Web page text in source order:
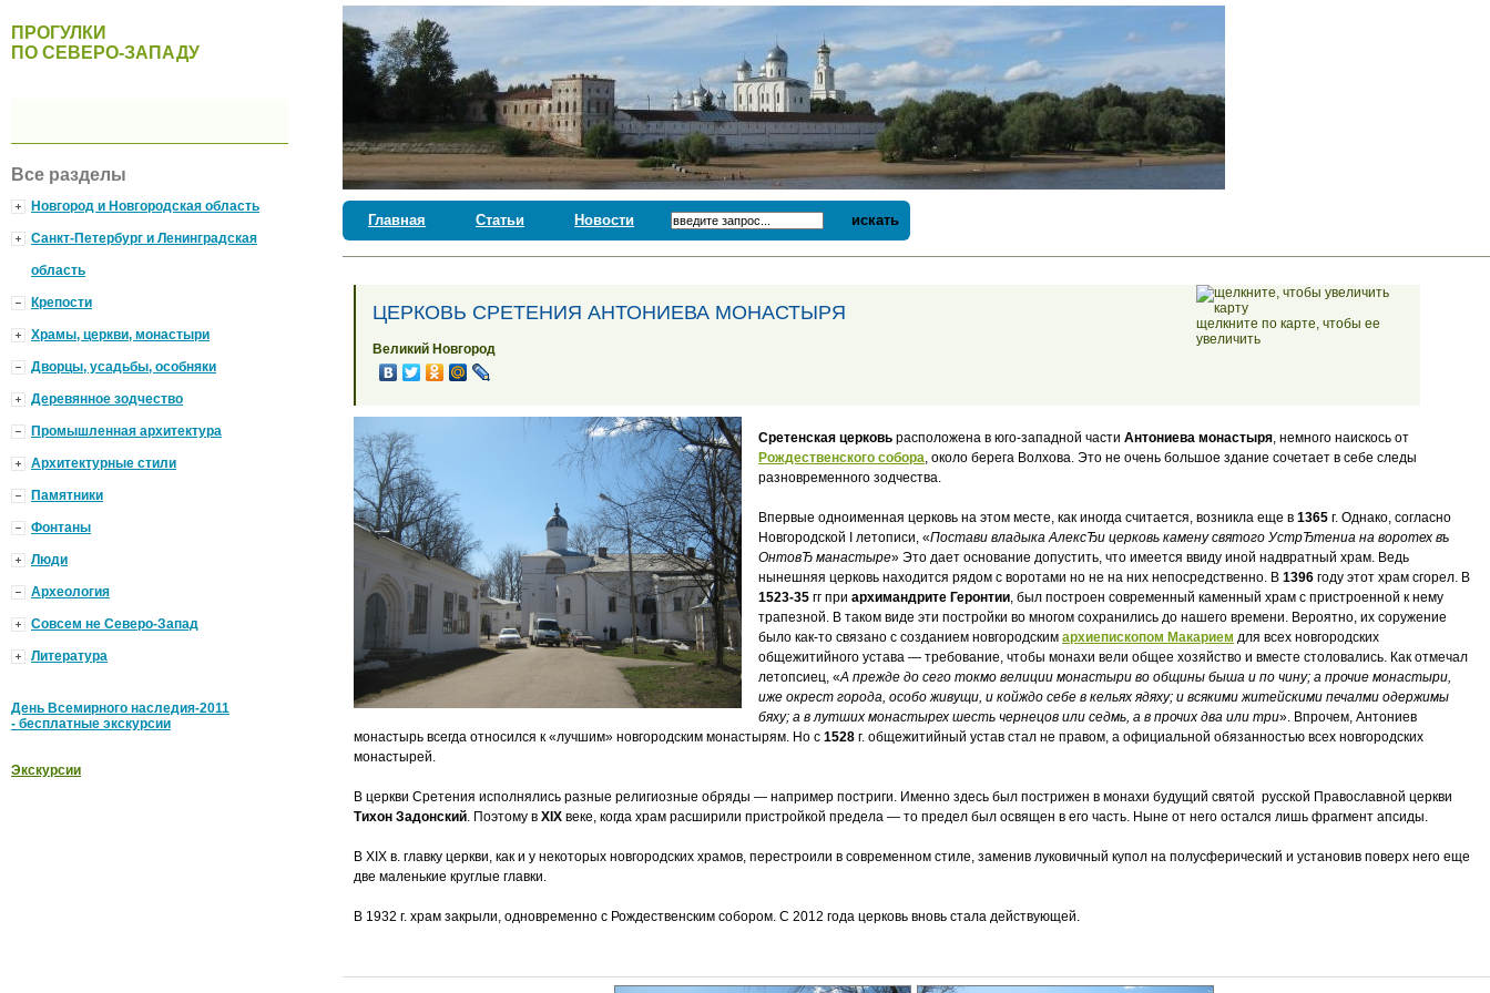
Главная Статьи Новости искать
ЦЕРКОВЬ СРЕТЕНИЯ АНТОНИЕВА МОНАСТЫРЯ
Великий Новгород
щелкните по карте, чтобы ее
увеличить
Сретенская церковь расположена в юго-западной частиАнтониева монастыря, немного наискось от
Рождественского собора, около берега Волхова. Это не очень большое здание сочетает в себе следы
разновременного зодчества.
Впервые одноименная церковь на этом месте, как иногда считается, возникла еще в1365 г. Однако, cогласно
Новгородской I летописи, «Постави владыка АлексЂи церковь камену святого УстрЂтениа на воротех въ
ОнтовЂ манастыре» Это дает основание допустить, что имеется ввиду иной надвратный храм. Ведь
нынешняя церковь находится рядом с воротами но не на них непосредственно. В1396 году этот храм сгорел. В
1523-35 гг приархимандрите Геронтии, был построен современный каменный храм с пристроенной к нему
трапезной. В таком виде эти постройки во многом сохранились до нашего времени. Вероятно, их соружение
было как-то связано с созданием новгородскимархиепископом Макарием для всех новгородских
общежитийного устава — требование, чтобы монахи вели общее хозяйство и вместе столовались. Как отмечал
летопсиец, «А прежде до сего токмо велиции монастыри во общины быша и по чину; а прочие монастыри,
иже окрест города, особо живущи, и койждо себе в кельях ядяху; и всякими житейскими печалми одержимы
бяху; а в лутших монастырех шесть чернецов или седмь, а в прочих два или три». Впрочем, Антониев
монастырь всегда относился к «лучшим» новгородским монастырям. Но с1528 г. общежитийный устав стал не правом, а официальной обязанностью всех новгородских
монастырей.
В церкви Сретения исполнялись разные религиозные обряды — например постриги. Именно здесь был пострижен в монахи будущий святой русской Православной церкви
Тихон Задонский. Поэтому вXIX веке, когда храм расширили пристройкой предела — то предел был освящен в его часть. Ныне от него остался лишь фрагмент апсиды.
В XIX в. главку церкви, как и у некоторых новгородских храмов, перестроили в современном стиле, заменив луковичный купол на полусферический и установив поверх него еще
две маленькие круглые главки.
В 1932 г. храм закрыли, одновременно с Рождественским собором. С 2012 года церковь вновь стала действующей.
ПРОГУЛКИ
ПО СЕВЕРО-ЗАПАДУ
Все разделы
Новгород и Новгородская область
Санкт-Петербург и Ленинградская
область
Крепости
Храмы, церкви, монастыри
Дворцы, усадьбы, особняки
Деревянное зодчество
Промышленная архитектура
Архитектурные стили
Памятники
Фонтаны
Люди
Археология
Совсем не Северо-Запад
Литература
День Всемирного наследия-2011
- бесплатные экскурсии
Экскурсии